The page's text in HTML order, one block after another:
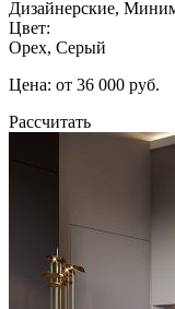
Дизайнерские,
Цвет:
Орех, Серый
Цена: от 36 000 руб.
Рассчитать